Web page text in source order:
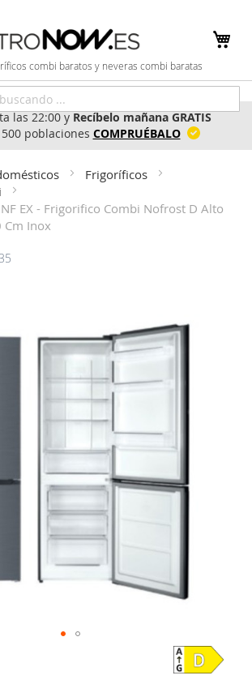
combi baratos y neveras combi baratas
las 22:00 yRecíbelo mañana GRATIS
poblaciones COMPRUÉBALO
Frigoríficos
NF EX - Frigorifico Combi Nofrost D Alto
Cm Inox